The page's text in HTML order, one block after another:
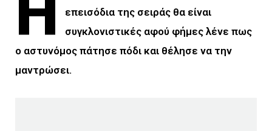
επεισόδια της σειράς θα είναι
συγκλονιστικές αφού φήμες λένε πως
ο αστυνόμος πάτησε πόδι και θέλησε να την
μαντρώσει.